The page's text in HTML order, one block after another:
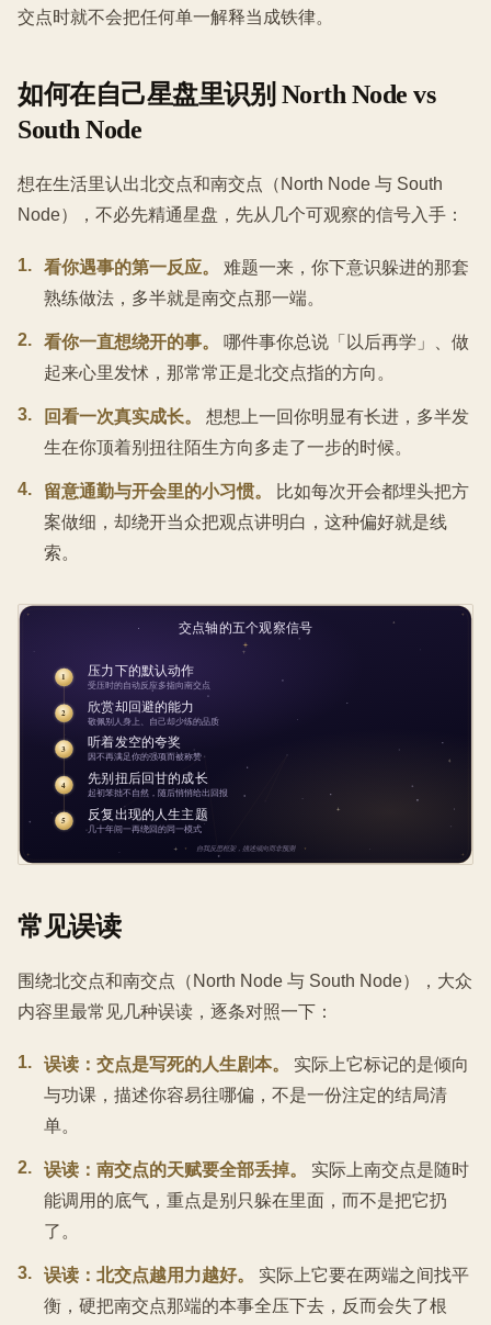
交点时就不会把任何单一解释当成铁律。
如何在自己星盘里识别 North Node vs
South Node
想在生活里认出北交点和南交点（North Node 与 South
Node），不必先精通星盘，先从几个可观察的信号入手：
1. 看你遇事的第一反应。
难题一来，你下意识躲进的那套
熟练做法，多半就是南交点那一端。
2. 看你一直想绕开的事。
哪件事你总说「以后再学」、做
起来心里发怵，那常常正是北交点指的方向。
3. 回看一次真实成长。
想想上一回你明显有长进，多半发
生在你顶着别扭往陌生方向多走了一步的时候。
4. 留意通勤与开会里的小习惯。
比如每次开会都埋头把方
案做细，却绕开当众把观点讲明白，这种偏好就是线
索。
常见误读
围绕北交点和南交点（North Node 与 South Node），大众
内容里最常见几种误读，逐条对照一下：
1. 误读：交点是写死的人生剧本。
实际上它标记的是倾向
与功课，描述你容易往哪偏，不是一份注定的结局清
单。
2. 误读：南交点的天赋要全部丢掉。
实际上南交点是随时
能调用的底气，重点是别只躲在里面，而不是把它扔
了。
3. 误读：北交点越用力越好。
实际上它要在两端之间找平
衡，硬把南交点那端的本事全压下去，反而会失了根